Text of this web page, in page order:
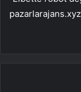
pazarlarajans.xyz